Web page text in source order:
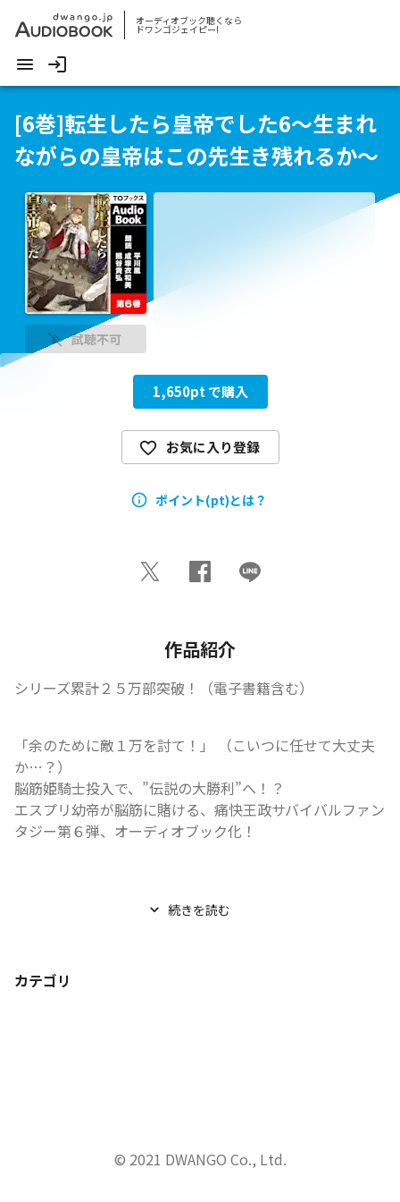
オーディオブック聴くなら
ドワンゴジェイピー!
[6巻]転生したら皇帝でした6～生まれ
ながらの皇帝はこの先生き残れるか～
試聴不可
1,650pt で購入
お気に入り登録
ポイント(pt)とは？
作品紹介
シリーズ累計２５万部突破！（電子書籍含む）
「余のために敵１万を討て！」 （こいつに任せて大丈夫
か…？）
脳筋姫騎士投入で、”伝説の大勝利”へ！？
エスプリ幼帝が脳筋に賭ける、痛快王政サバイバルファン
タジー第６弾、オーディオブック化！
続きを読む
カテゴリ
© 2021 DWANGO Co., Ltd.